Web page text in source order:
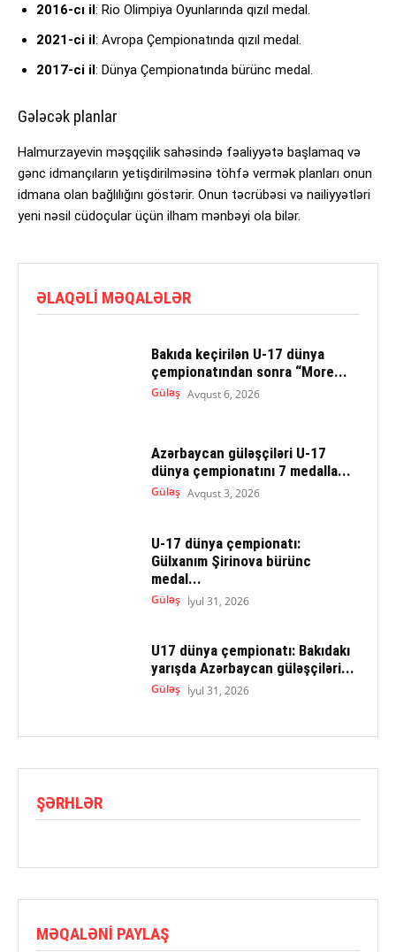
2016-cı il: Rio Olimpiya Oyunlarında qızıl medal.
2021-ci il: Avropa Çempionatında qızıl medal.
2017-ci il: Dünya Çempionatında bürünc medal.
Gələcək planlar
Halmurzayevin məşqçilik sahəsində fəaliyyətə başlamaq və
gənc idmançıların yetişdirilməsinə töhfə vermək planları onun
idmana olan bağlılığını göstərir. Onun təcrübəsi və nailiyyətləri
yeni nəsil cüdoçular üçün ilham mənbəyi ola bilər.
ƏLAQƏLI MƏQALƏLƏR
Bakıda keçirilən U-17 dünya
çempionatından sonra “More...
Güləş Avqust 6, 2026
Azərbaycan güləşçiləri U-17
dünya çempionatını 7 medalla...
Güləş Avqust 3, 2026
U-17 dünya çempionatı:
Gülxanım Şirinova bürünc
medal...
Güləş İyul 31, 2026
U17 dünya çempionatı: Bakıdakı
yarışda Azərbaycan güləşçiləri...
Güləş İyul 31, 2026
ŞƏRHLƏR
MƏQALƏNI PAYLAŞ